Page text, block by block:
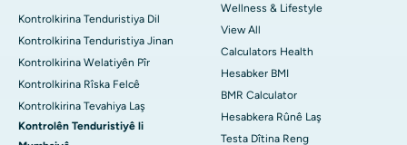
Kontrolkirina Tenduristiya Dil
Kontrolkirina Tenduristiya Jinan
Kontrolkirina Welatiyên Pîr
Kontrolkirina Rîska Felcê
Kontrolkirina Tevahiya Laş
Kontrolên Tenduristiyê li
Wellness & Lifestyle
View All
Calculators Health
Hesabker BMI
BMR Calculator
Hesabkera Rûnê Laş
Testa Dîtina Reng